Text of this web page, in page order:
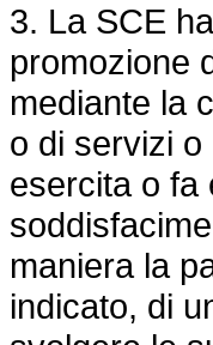
3. La SCE
promozione
mediante la
o di servizi
esercita o fa
maniera la
indicato, di